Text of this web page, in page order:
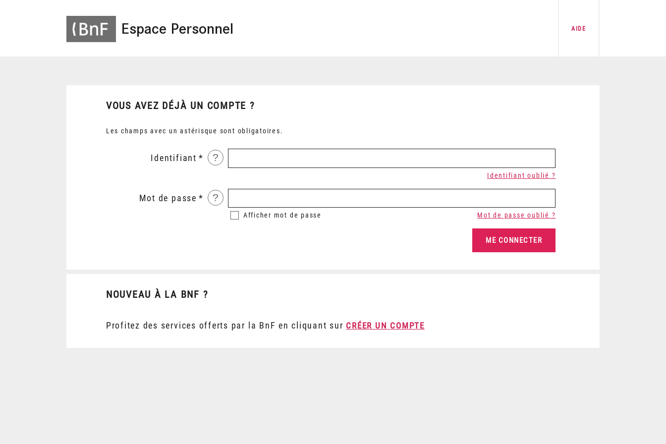
Espace Personnel AIDE
VOUS AVEZ DÉJÀ UN COMPTE ?
Les champs avec un astérisque sont obligatoires.
Identifiant ?
Identifiant oublié ?
Mot de passe ?
Afficher mot de passe Mot de passe oublié ?
NOUVEAU À LA BNF ?
Profitez des services offerts par la BnF en cliquant sur CRÉER UN COMPTE